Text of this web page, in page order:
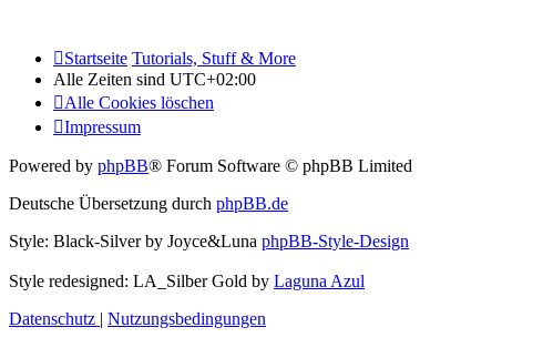
Startseite Tutorials, Stuff & More
Alle Zeiten sind UTC+02:00
Alle Cookies löschen
Impressum
Powered by phpBB® Forum Software © phpBB Limited
Deutsche Übersetzung durch phpBB.de
Style: Black-Silver by Joyce&Luna phpBB-Style-Design
Style redesigned: LA_Silber Gold by Laguna Azul
Datenschutz | Nutzungsbedingungen